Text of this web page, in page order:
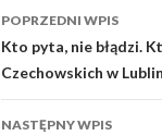
Zobacz
wpisy
POPRZEDNI WPIS
Kto pyta, nie błądzi.
Czechowskich w
NASTĘPNY WPIS